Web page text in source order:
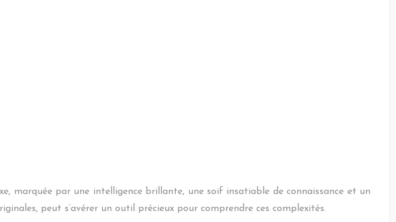
marquée par une intelligence brillante, une soif insatiable de connaissance et un
peut s’avérer un outil précieux pour comprendre ces complexités.